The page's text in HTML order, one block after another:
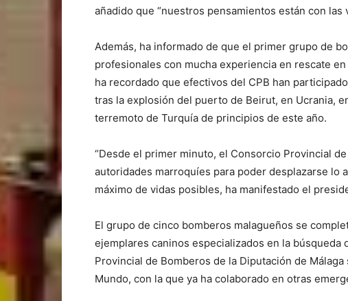
añadido que “nuestros pensamientos están con las
Además, ha informado de que el primer grupo de
profesionales con mucha experiencia en rescate
ha recordado que efectivos del CPB han
tras la explosión del puerto de Beirut, en Ucrania,
terremoto de Turquía de principios de este año.
“Desde el primer minuto, el Consorcio Provincial
autoridades marroquíes para poder desplazarse lo
máximo de vidas posibles, ha manifestado el
El grupo de cinco bomberos malagueños se
ejemplares caninos especializados en la búsqueda
Provincial de Bomberos de la Diputación de
Mundo, con la que ya ha colaborado en otras